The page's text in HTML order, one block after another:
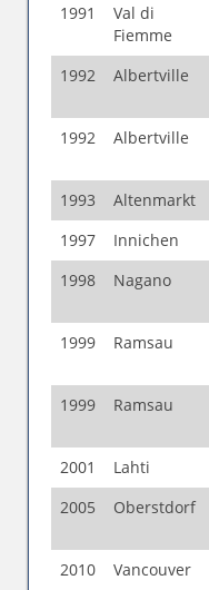
1991
Val di
Fiemme
1992 Albertville
1992
Albertville
1993
Altenmarkt
1997
Innichen
1998
Nagano
1999
Ramsau
1999 Ramsau
2001
Lahti
2005
Oberstdorf
2010 Vancouver